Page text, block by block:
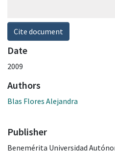
Cite document
Date
2009
Authors
Blas Flores Alejandra
Publisher
Benemérita Universidad